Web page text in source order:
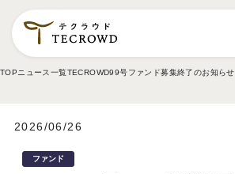
TOP ニュース一覧TECROWD99号ファンド募集終了のお知らせ
2026/06/26
ファンド